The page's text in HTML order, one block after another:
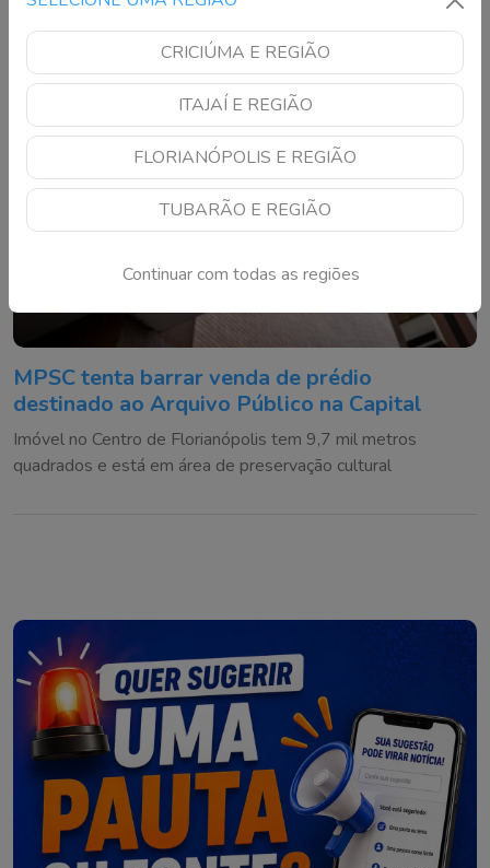
CRICIÚMA E REGIÃO
ITAJAÍ E REGIÃO
FLORIANÓPOLIS E REGIÃO
TUBARÃO E REGIÃO
Continuar com todas as regiões
MPSC tenta barrar venda de prédio
destinado ao Arquivo Público na Capital
Imóvel no Centro de Florianópolis tem 9,7 mil metros
quadrados e está em área de preservação cultural